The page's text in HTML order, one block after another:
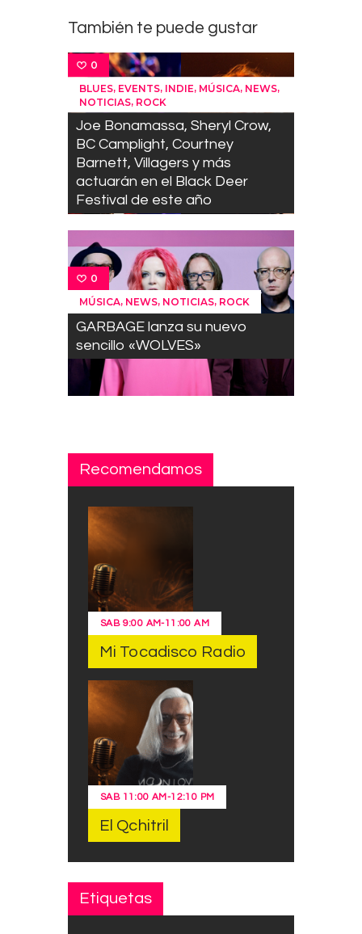
También te puede gustar
0
BLUES, EVENTS, INDIE, MÚSICA, NEWS,
NOTICIAS, ROCK
Joe Bonamassa, Sheryl Crow,
BC Camplight, Courtney
Barnett, Villagers y más
actuarán en el Black Deer
Festival de este año
0
MÚSICA, NEWS, NOTICIAS, ROCK
GARBAGE lanza su nuevo
sencillo «WOLVES»
Recomendamos
SAB 9:00 AM-11:00 AM
Mi Tocadisco Radio
SAB 11:00 AM -12:10 PM
El Qchitril
Etiquetas